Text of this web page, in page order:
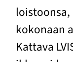
kokonaan
Kattava